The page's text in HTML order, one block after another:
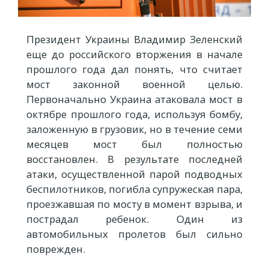
Президент Украины Владимир Зеленский
еще до российского вторжения в начале
прошлого года дал понять, что считает
мост законной военной целью.
Первоначально Украина атаковала мост в
октябре прошлого года, используя бомбу,
заложенную в грузовик, но в течение семи
месяцев мост был полностью
восстановлен. В результате последней
атаки, осуществленной парой подводных
беспилотников, погибла супружеская пара,
проезжавшая по мосту в момент взрыва, и
пострадал ребенок. Один из
автомобильных пролетов был сильно
поврежден.